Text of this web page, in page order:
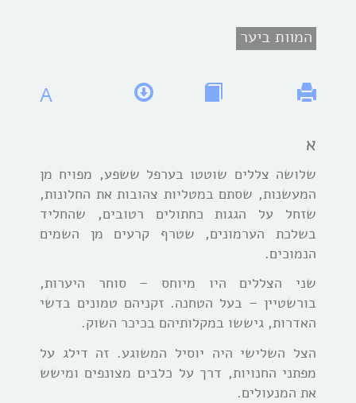
המוות ביער
A
א
שלושה צללים שוטטו בערפל ששפע, מפויח מן
המעשנות, שסתם במטליות צהובות את החלונות,
שזחל על הגגות כחתולים רטובים, שהחליד
בשלכת הערמונים, שטרף קרעים מן השמים
הנמוכים.
שני הצללים היו מיוחס – סוחר היערות,
בורשטיין – בעל הטחנה. זקניהם טמונים בדשי
האדרות, גיששו במקלותיהם בכיכר השוק.
הצל השלישי היה יוסיל המשוגע. זה דילג על
מפתני החנויות, דרך על כלבים מצונפים ומישש
את המנעולים.